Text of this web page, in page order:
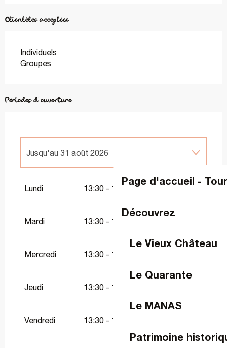
Page d'accueil -
Découvrez
Le Vieux Château
Le Quarante
Le MANAS
Patrimoine
Clientèles acceptées
Individuels
Groupes
Périodes d'ouverture
6 avril 2026
26 avril 2026
10 mai 2026
17 mai 2026
25 mai 2026
Jusqu'au 31 août 2026
Lundi 13:30 - 19:30
Mardi 13:30 - 19:30
Mercredi 13:30 - 19:30
Jeudi 13:30 - 19:30
Vendredi 13:30 - 19:30